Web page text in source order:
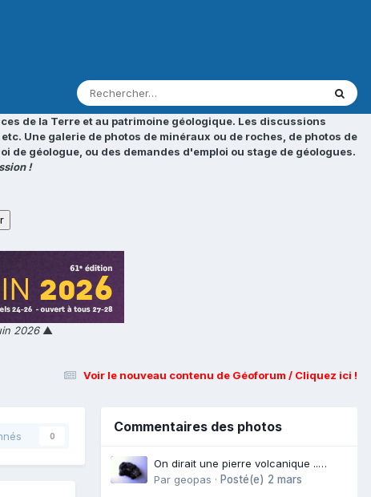
de la Terre et au patrimoine géologique. Les discussions
Une galerie de photos de minéraux ou de roches, de photos de
de géologue, ou des demandes d'emploi ou stage de géologues.
!
2026▲
Voir le nouveau contenu de Géoforum / Cliquez ici !
0
Commentaires des photos
On dirait une pierre volcanique ..
Langogne- Rive de l\'Alli
Par geopas · Posté(e) 2 mars